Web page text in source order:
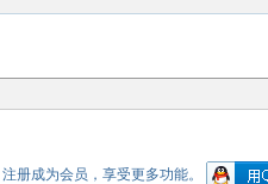
|注册成为会员，享受更多功能。